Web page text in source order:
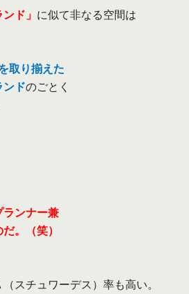
ド」 に似て非なる空間は
取り揃えた
ンドのごとく
ランナー兼
。（笑）
スチュワーデス）率も高い。